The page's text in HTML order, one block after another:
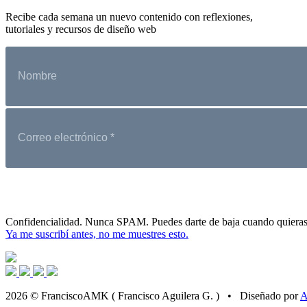
Recibe cada semana un nuevo contenido con reflexiones,
tutoriales y recursos de diseño web
Confidencialidad. Nunca SPAM. Puedes darte de baja cuando
Ya me suscribí antes, no me muestres esto.
2026 © FranciscoAMK ( Francisco Aguilera G. ) • Diseñado por